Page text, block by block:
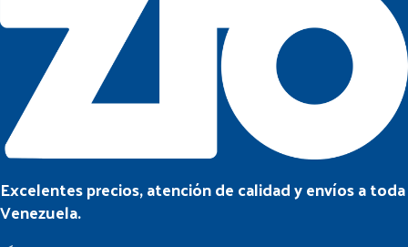
Excelentes precios, atención de calidad y envíos a toda
Venezuela.